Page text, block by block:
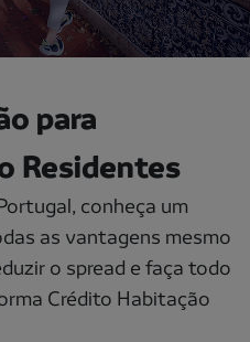
para
Residentes
conheça um
as vantagens mesmo
o spread e faça todo
Crédito Habitação